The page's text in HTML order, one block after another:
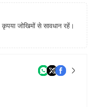
जोखिमों से सावधान रहें।